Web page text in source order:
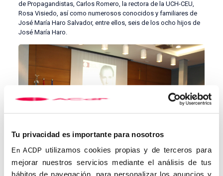
Tu privacidad es importante para nosotros
En ACDP utilizamos cookies propias y de terceros para
mejorar nuestros servicios mediante el análisis de tus
hábitos de navegación, para personalizar los anuncios y
de Propagandistas, Carlos Romero, la rectora de la UCH-CEU,
Rosa Visiedo, así como numerosos conocidos y familiares de
José María Haro Salvador, entre ellos, seis de los ocho hijos de
José María Haro.